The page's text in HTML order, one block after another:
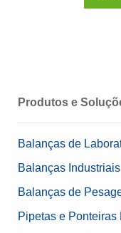
Classe ASTM
Material
Produtos e
Balanças de
Balanças Industriais
Balanças de
Pipetas e Ponteiras